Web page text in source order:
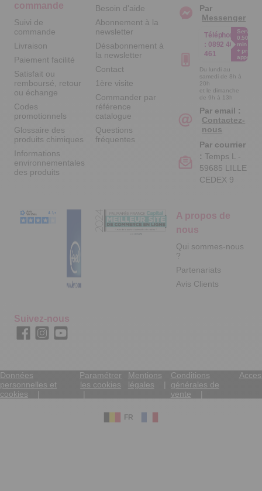
commande
Suivi de
commande
Livraison
Paiement facilité
Satisfait ou
remboursé, retour
ou échange
Codes
promotionnels
Glossaire des
produits chimiques
Informations
environnementales
des produits
Besoin d'aide
Abonnement à la
newsletter
Désabonnement à
la newsletter
Contact
1ère visite
Commander par
référence
catalogue
Questions
fréquentes
A propos de
nous
Qui sommes-nous
?
Partenariats
Avis Clients
Par
Messenger
Téléphone
: 0892 461
461
Service
0.50€ /
min
+ prix
appel
Du lundi au
samedi de 8h à
20h
et le dimanche
de 9h à 13h
Par email :
Contactez-
nous
Par courrier
: Temps L -
59685 LILLE
CEDEX 9
Suivez-nous
Données
personnelles et
cookies
Paramétrer
les cookies
Mentions
légales
Conditions
générales de
vente
FR